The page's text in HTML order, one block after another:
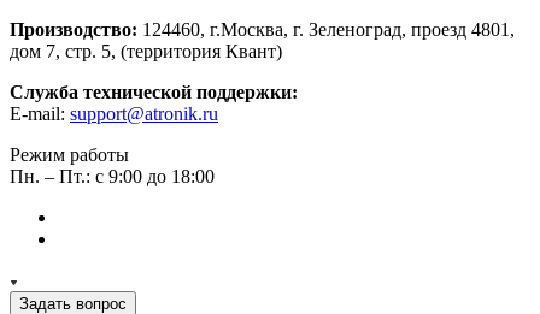
Производство: 124460, г.Москва, г. Зеленоград, проезд 4801,
дом 7, стр. 5, (территория Квант)
Служба технической поддержки:
E-mail: support@atronik.ru
Режим работы
Пн. – Пт.: с 9:00 до 18:00
Задать вопрос